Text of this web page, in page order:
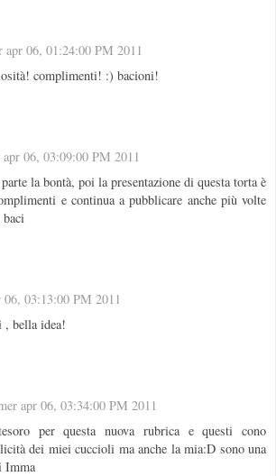
apr 06, 01:24:00 PM 2011
complimenti! :) bacioni!
apr 06, 03:09:00 PM 2011
la bontà, poi la presentazione di questa torta è
e continua a pubblicare anche più volte
06, 03:13:00 PM 2011
, bella idea!
apr 06, 03:34:00 PM 2011
per questa nuova rubrica e questi cono
dei miei cuccioli ma anche la mia:D sono una
Imma